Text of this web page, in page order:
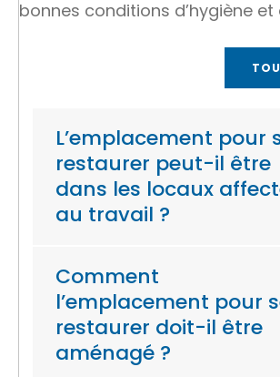
bonnes conditions d’hygiène et
L’emplacement pour
restaurer peut-il être
dans les locaux
au travail ?
Comment
l’emplacement pour
restaurer doit-il être
aménagé ?